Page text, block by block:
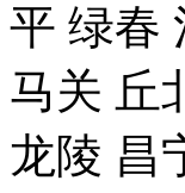
平 绿春
马关 丘
龙陵 昌